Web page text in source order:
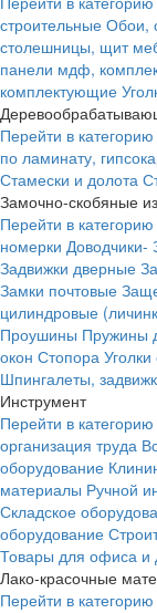
строительные Обои,
столешницы, щит
панели мдф,
комплектующие
Перейти в категорию
по ламинату,
Стамески и долота
Замочно-скобяные
Перейти в категорию
номерки Доводчики-
Задвижки дверные
Замки почтовые
цилиндровые
Проушины Пружины
окон Стопора
Шпингалеты,
Инструмент
Перейти в категорию
организация труда
оборудование
материалы Ручной
Складское
оборудование
Товары для офиса и
Лако-красочные
Перейти в категорию